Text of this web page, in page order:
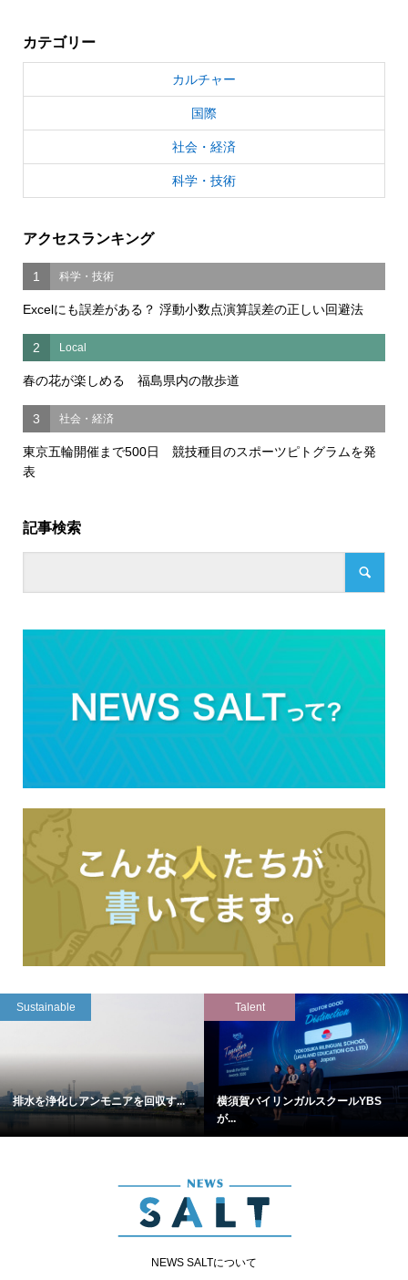
カテゴリー
カルチャー
国際
社会・経済
科学・技術
アクセスランキング
1 科学・技術
Excelにも誤差がある？ 浮動小数点演算誤差の正しい回避法
2 Local
春の花が楽しめる 福島県内の散歩道
3 社会・経済
東京五輪開催まで500日 競技種目のスポーツピトグラムを発
表
記事検索
Sustainable
排水を浄化しアンモニアを回収す...
Talent
横須賀バイリンガルスクールYBS
が...
NEWS SALTについて